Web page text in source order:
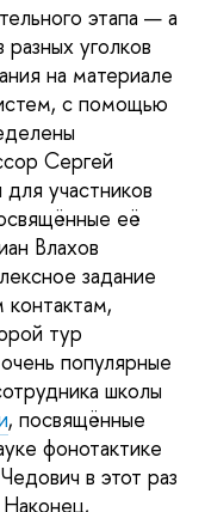
этапа — а
уголков
на материале
с помощью
Сергей
участников
её
Влахов
задание
контактам,
тур
популярные
школы
, посвящённые
фонотактике
в этот раз